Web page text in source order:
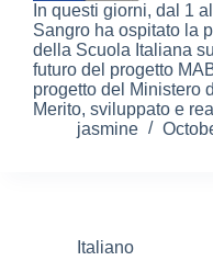
In questi giorni, dal 1
Sangro ha ospitato la
della Scuola Italiana
futuro del progetto
progetto del Ministero
Merito, sviluppato e
jasmine
Italiano